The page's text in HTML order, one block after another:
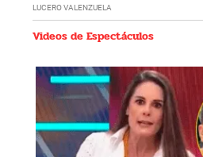
LUCERO VALENZUELA
Videos de Espectáculos